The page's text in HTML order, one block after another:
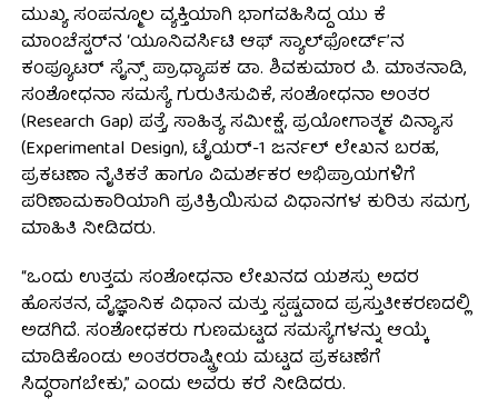
ಮುಖ್ಯ ಸಂಪನ್ಮೂಲ ವ್ಯಕ್ತಿಯಾಗಿ ಭಾಗವಹಿಸಿದ್ದ ಯು ಕೆ
ಮಾಂಚೆಸ್ಟರ್‌ನ ‘ಯೂನಿವರ್ಸಿಟಿ ಆಫ್ ಸ್ಯಾಲ್‌ಫೋರ್ಡ್’ನ
ಕಂಪ್ಯೂಟರ್ ಸೈನ್ಸ್ ಪ್ರಾಧ್ಯಾಪಕ ಡಾ. ಶಿವಕುಮಾರ ಪಿ. ಮಾತನಾಡಿ,
ಸಂಶೋಧನಾ ಸಮಸ್ಯೆ ಗುರುತಿಸುವಿಕೆ, ಸಂಶೋಧನಾ ಅಂತರ
(Research Gap) ಪತ್ತೆ, ಸಾಹಿತ್ಯ ಸಮೀಕ್ಷೆ, ಪ್ರಯೋಗಾತ್ಮಕ ವಿನ್ಯಾಸ
(Experimental Design), ಟೈಯರ್-1 ಜರ್ನಲ್ ಲೇಖನ ಬರಹ,
ಪ್ರಕಟಣಾ ನೈತಿಕತೆ ಹಾಗೂ ವಿಮರ್ಶಕರ ಅಭಿಪ್ರಾಯಗಳಿಗೆ
ಪರಿಣಾಮಕಾರಿಯಾಗಿ ಪ್ರತಿಕ್ರಿಯಿಸುವ ವಿಧಾನಗಳ ಕುರಿತು ಸಮಗ್ರ
ಮಾಹಿತಿ ನೀಡಿದರು.
“ಒಂದು ಉತ್ತಮ ಸಂಶೋಧನಾ ಲೇಖನದ ಯಶಸ್ಸು ಅದರ
ಹೊಸತನ, ವೈಜ್ಞಾನಿಕ ವಿಧಾನ ಮತ್ತು ಸ್ಪಷ್ಟವಾದ ಪ್ರಸ್ತುತೀಕರಣದಲ್ಲಿ
ಅಡಗಿದೆ. ಸಂಶೋಧಕರು ಗುಣಮಟ್ಟದ ಸಮಸ್ಯೆಗಳನ್ನು ಆಯ್ಕೆ
ಮಾಡಿಕೊಂಡು ಅಂತರರಾಷ್ಟ್ರೀಯ ಮಟ್ಟದ ಪ್ರಕಟಣೆಗೆ
ಸಿದ್ಧರಾಗಬೇಕು,” ಎಂದು ಅವರು ಕರೆ ನೀಡಿದರು.